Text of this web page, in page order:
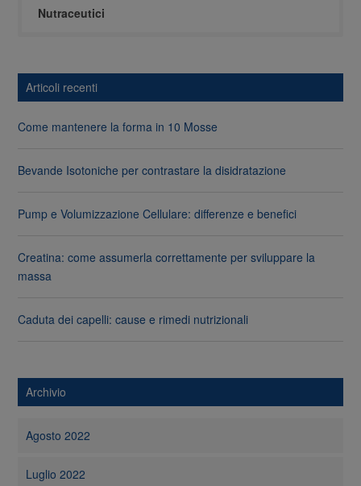
Nutraceutici
Articoli recenti
Come mantenere la forma in 10 Mosse
Bevande Isotoniche per contrastare la disidratazione
Pump e Volumizzazione Cellulare: differenze e benefici
Creatina: come assumerla correttamente per sviluppare la
massa
Caduta dei capelli: cause e rimedi nutrizionali
Archivio
Agosto 2022
Luglio 2022